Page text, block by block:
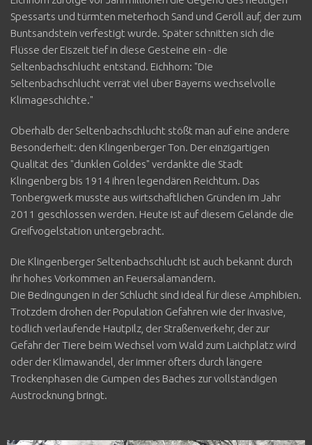
Spessarts und türmten meterhoch Sand und Geröll auf, der zum
Buntsandstein verfestigt wurde. Später schnitten sich die
Flüsse der Eiszeit tief in diese Gesteine ein - die
Seltenbachschlucht entstand. Eichhorn: "Die
Seltenbachschlucht verrät viel über Bayerns wechselvolle
Klimageschichte."
Oberhalb der Seltenbachschlucht stößt man auf eine andere
Besonderheit: den Klingenberger Ton. Der einzigartigen
Qualität des "dunklen Goldes" verdankte die Stadt
Klingenberg bis 1914 ihren legendären Reichtum. Das
Tonbergwerk musste aus wirtschaftlichen Gründen im Jahr
2011 geschlossen werden. Heute ist auf diesem Gelände die
Greifvogelstation untergebracht.
Die Klingenberger Seltenbachschlucht ist auch bekannt durch
ihr hohes Vorkommen an Feuersalamandern.
Die Bedingungen in der Schlucht sind ideal für diese Amphibien.
Trotzdem drohen der Population Gefahren wie der invasive,
tödlich verlaufende Hautpilz, der Straßenverkehr, der zur
Gefahr der Tiere beim Wechsel vom Wald zum Laichplatz wird
oder der Klimawandel, der immer öfters durch längere
Trockenphasen die Gumpen des Baches zur vollständigen
Austrocknung bringt.